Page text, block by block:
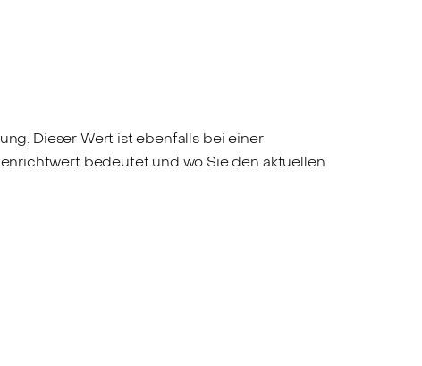
Dieser Wert ist ebenfalls bei einer
bedeutet und wo Sie den aktuellen